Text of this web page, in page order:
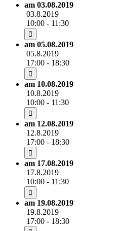
am 03.08.2019
03.8.2019
10:00 - 11:30
am 05.08.2019
05.8.2019
17:00 - 18:30
am 10.08.2019
10.8.2019
10:00 - 11:30
am 12.08.2019
12.8.2019
17:00 - 18:30
am 17.08.2019
17.8.2019
10:00 - 11:30
am 19.08.2019
19.8.2019
17:00 - 18:30